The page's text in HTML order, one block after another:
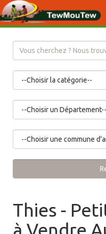
Thies -
à Vendre